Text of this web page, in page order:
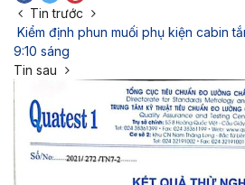
Tin trước
Kiểm định phun muối phụ kiện cabin
9:10 sáng
Tin sau